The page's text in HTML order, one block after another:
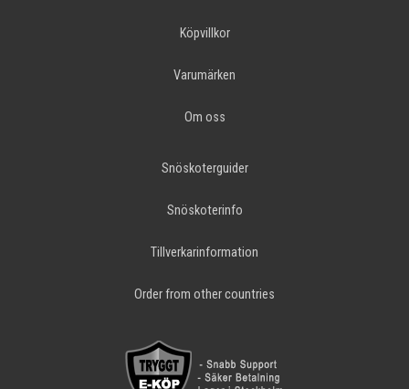
Köpvillkor
Varumärken
Om oss
Snöskoterguider
Snöskoterinfo
Tillverkarinformation
Order from other countries